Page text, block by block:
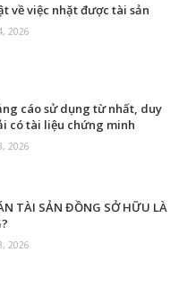
về việc nhặt được tài sản
2026
cáo sử dụng từ nhất, duy
có tài liệu chứng minh
2026
TÀI SẢN ĐỒNG SỞ HỮU LÀ
2026